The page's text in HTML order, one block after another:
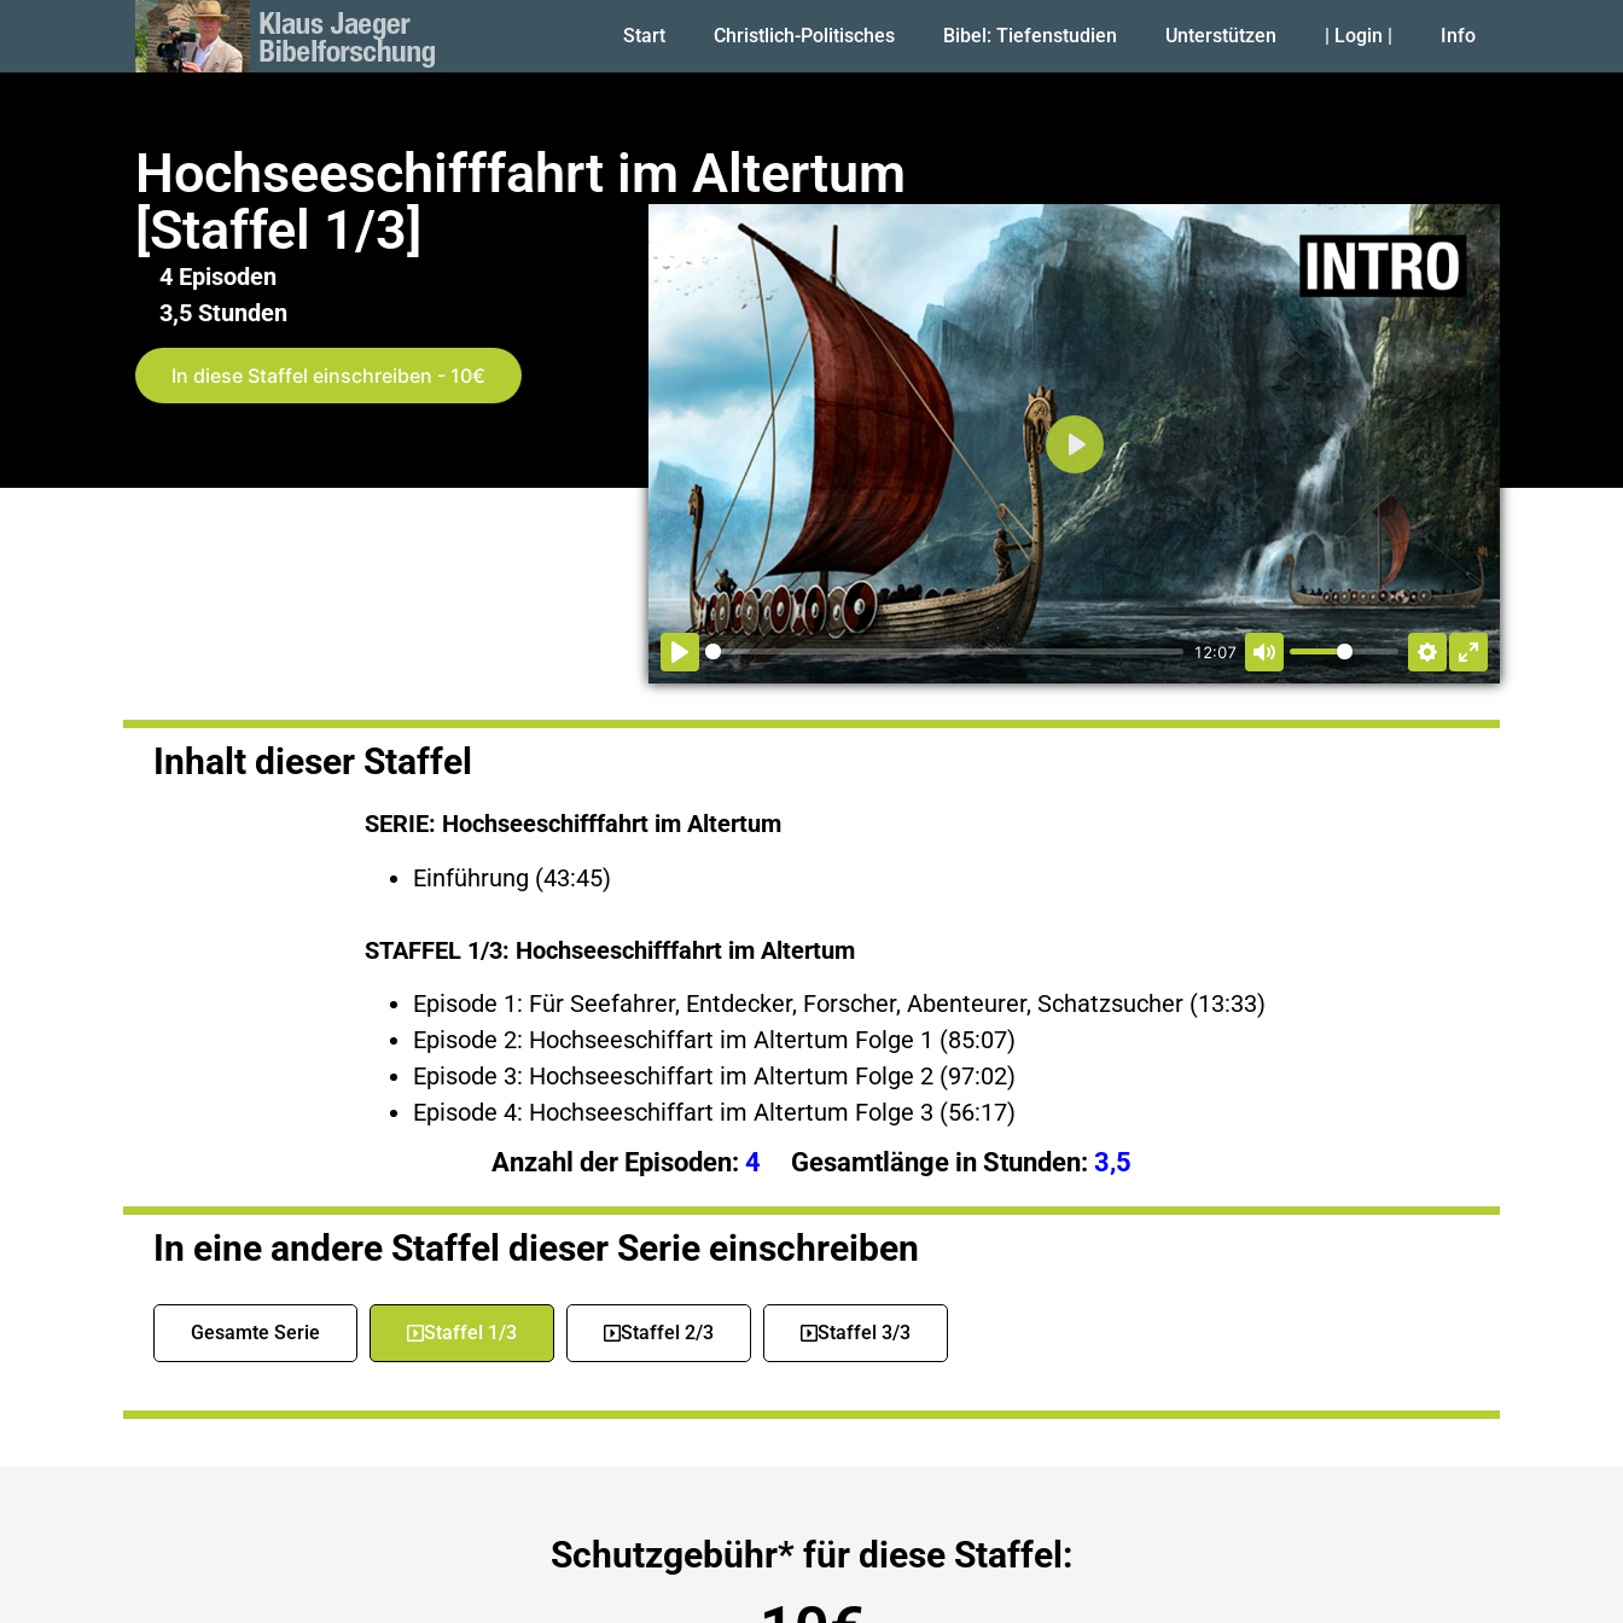
Start Christlich-Politisches Bibel: Tiefenstudien Unterstützen | Login | Info
Hochseeschifffahrt im Altertum
[Staffel 1/3]
4 Episoden
3,5 Stunden
In diese Staffel einschreiben - 10€
12:07
Abspielen
Inhalt dieser Staffel
SERIE: Hochseeschifffahrt im Altertum
Einführung (43:45)
STAFFEL 1/3: Hochseeschifffahrt im Altertum
Episode 1: Für Seefahrer, Entdecker, Forscher, Abenteurer, Schatzsucher (13:33)
Episode 2: Hochseeschiffart im Altertum Folge 1 (85:07)
Episode 3: Hochseeschiffart im Altertum Folge 2 (97:02)
Episode 4: Hochseeschiffart im Altertum Folge 3 (56:17)
Anzahl der Episoden: 4 Gesamtlänge in Stunden: 3,5
In eine andere Staffel dieser Serie einschreiben
Gesamte Serie Staffel 1/3 Staffel 2/3 Staffel 3/3
Schutzgebühr* für diese Staffel: